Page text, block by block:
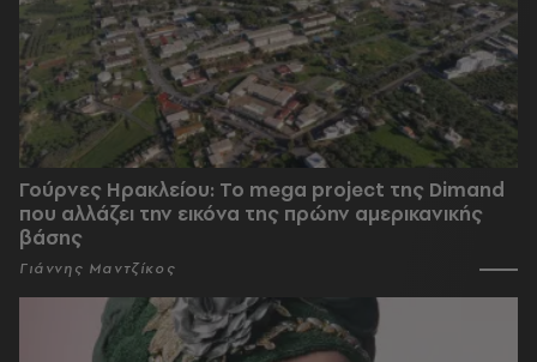
Γούρνες Ηρακλείου: To mega project της Dimand
που αλλάζει την εικόνα της πρώην αμερικανικής
βάσης
Γιάννης Μαντζίκος